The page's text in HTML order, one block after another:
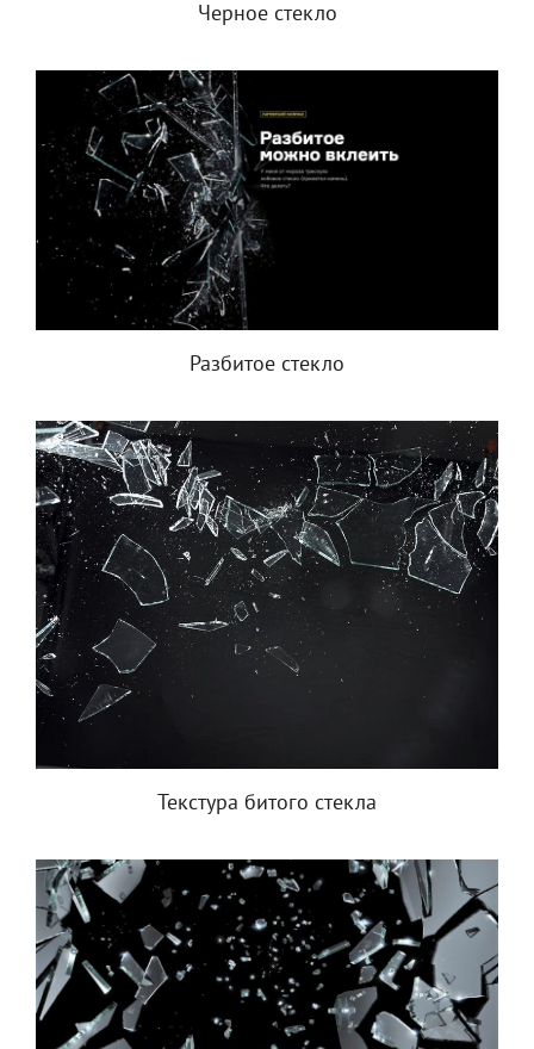
Черное стекло
Разбитое стекло
Текстура битого стекла